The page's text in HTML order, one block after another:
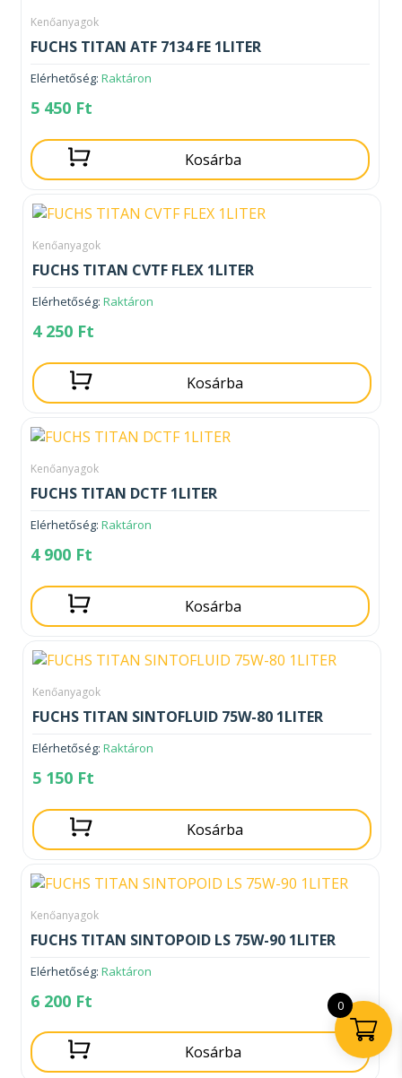
Kenőanyagok
FUCHS TITAN ATF 7134 FE 1LITER
Elérhetőség: Raktáron
5 450 Ft
Kosárba
Kenőanyagok
FUCHS TITAN CVTF FLEX 1LITER
Elérhetőség: Raktáron
4 250 Ft
Kosárba
Kenőanyagok
FUCHS TITAN DCTF 1LITER
Elérhetőség: Raktáron
4 900 Ft
Kosárba
Kenőanyagok
FUCHS TITAN SINTOFLUID 75W-80 1LITER
Elérhetőség: Raktáron
5 150 Ft
Kosárba
Kenőanyagok
FUCHS TITAN SINTOPOID LS 75W-90 1LITER
Elérhetőség: Raktáron
6 200 Ft
Kosárba
0